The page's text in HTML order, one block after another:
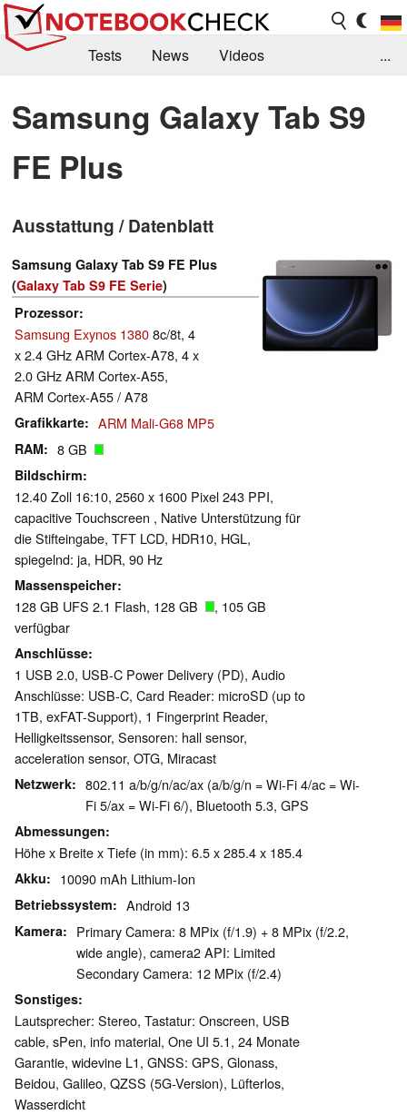
Tests News
Videos
Kaufberatung
Deals Suche
Jobs
Forum
...
Samsung Galaxy Tab S9
FE Plus
Ausstattung / Datenblatt
Samsung Galaxy Tab S9 FE Plus
(Galaxy Tab S9 FE Serie)
Prozessor
Samsung Exynos 13808c/8t, 4
x 2.4 GHz ARM Cortex-A78, 4 x
2.0 GHz ARM Cortex-A55,
ARM Cortex-A55 / A78
Grafikkarte ARM Mali-G68 MP5
RAM 8 GB
Bildschirm
12.40 Zoll 16:10, 2560 x 1600 Pixel 243 PPI,
capacitive Touchscreen , Native Unterstützung für
die Stifteingabe, TFT LCD, HDR10, HGL,
spiegelnd: ja, HDR, 90 Hz
Massenspeicher
128 GB UFS 2.1 Flash, 128 GB
, 105 GB
verfügbar
Anschlüsse
1 USB 2.0, USB-C Power Delivery (PD), Audio
Anschlüsse: USB-C, Card Reader: microSD (up to
1TB, exFAT-Support), 1 Fingerprint Reader,
Helligkeitssensor, Sensoren: hall sensor,
acceleration sensor, OTG, Miracast
Netzwerk
802.11 a/b/g/n/ac/ax (a/b/g/n = Wi-Fi 4/ac = Wi-
Fi 5/ax = Wi-Fi 6/), Bluetooth 5.3, GPS
Abmessungen
Höhe x Breite x Tiefe (in mm): 6.5 x 285.4 x 185.4
Akku 10090 mAh Lithium-Ion
Betriebssystem Android 13
Kamera
Primary Camera: 8 MPix (f/1.9) + 8 MPix (f/2.2,
wide angle), camera2 API: Limited
Secondary Camera: 12 MPix (f/2.4)
Sonstiges
Lautsprecher: Stereo, Tastatur: Onscreen, USB
cable, sPen, info material, One UI 5.1, 24 Monate
Garantie, widevine L1, GNSS: GPS, Glonass,
Beidou, Galileo, QZSS (5G-Version), Lüfterlos,
Wasserdicht